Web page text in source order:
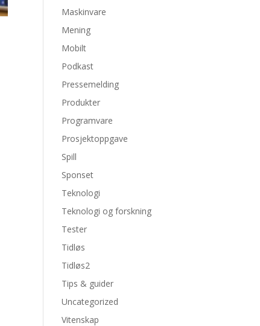
Maskinvare
Mening
Mobilt
Podkast
Pressemelding
Produkter
Programvare
Prosjektoppgave
Spill
Sponset
Teknologi
Teknologi og forskning
Tester
Tidløs
Tidløs2
Tips & guider
Uncategorized
Vitenskap